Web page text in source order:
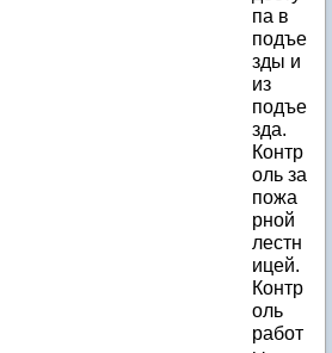
па в
подъе
зды и
из
подъе
зда.
Контр
оль за
пожа
рной
лестн
ицей.
Контр
оль
работ